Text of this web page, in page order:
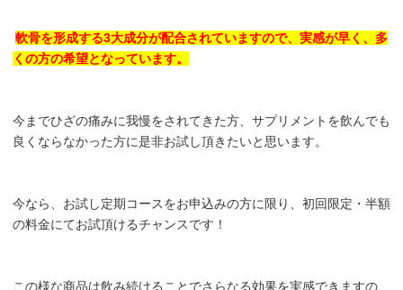
軟骨を形成する3大成分が配合されていますので、実感が早く、多
くの方の希望となっています。
今までひざの痛みに我慢をされてきた方、サプリメントを飲んでも
良くならなかった方に是非お試し頂きたいと思います。
今なら、お試し定期コースをお申込みの方に限り、初回限定・半額
の料金にてお試頂けるチャンスです！
この様な商品は飲み続けることでさらなる効果を実感できますの